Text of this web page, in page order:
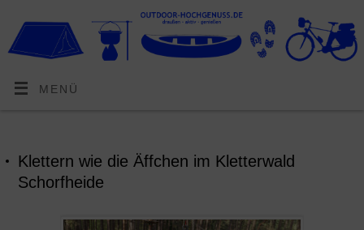
MENÜ
Klettern wie die Äffchen im Kletterwald
Schorfheide